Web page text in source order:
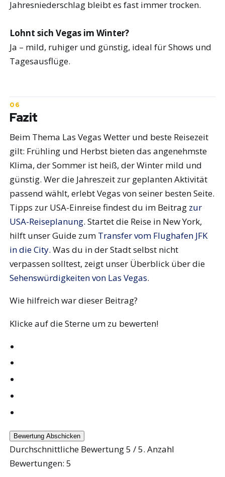
Jahresniederschlag bleibt es fast immer trocken.
Lohnt sich Vegas im Winter?
Ja – mild, ruhiger und günstig, ideal für Shows und
Tagesausflüge.
Fazit
Beim Thema Las Vegas Wetter und beste Reisezeit
gilt: Frühling und Herbst bieten das angenehmste
Klima, der Sommer ist heiß, der Winter mild und
günstig. Wer die Jahreszeit zur geplanten Aktivität
passend wählt, erlebt Vegas von seiner besten Seite.
Tipps zur USA-Einreise findest du im Beitrag zur
USA-Reiseplanung. Startet die Reise in New York,
hilft unser Guide zum Transfer vom Flughafen JFK
in die City. Was du in der Stadt selbst nicht
verpassen solltest, zeigt unser Überblick über die
Sehenswürdigkeiten von Las Vegas.
Wie hilfreich war dieser Beitrag?
Klicke auf die Sterne um zu bewerten!
Bewertung Abschicken
Durchschnittliche Bewertung5 / 5. Anzahl
Bewertungen:5